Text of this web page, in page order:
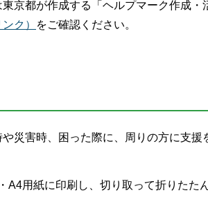
京都が作成する「ヘルプマーク作成・
ク） をご確認ください。
災害時、困った際に、周りの方に支援
A4用紙に印刷し、切り取って折りたた